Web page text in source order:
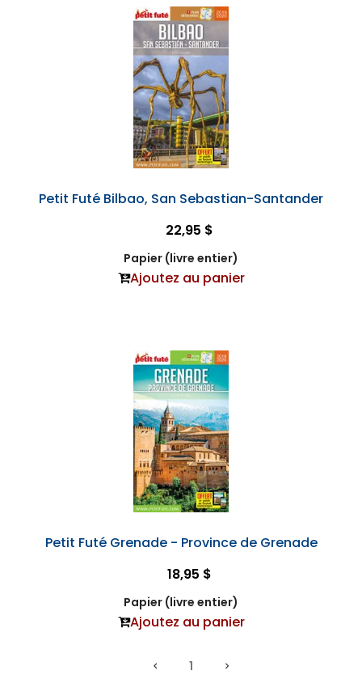
Petit Futé Bilbao, San Sebastian-Santander
22,95 $
Papier (livre entier)
Ajoutez au panier
Petit Futé Grenade - Province de Grenade
18,95 $
Papier (livre entier)
Ajoutez au panier
1